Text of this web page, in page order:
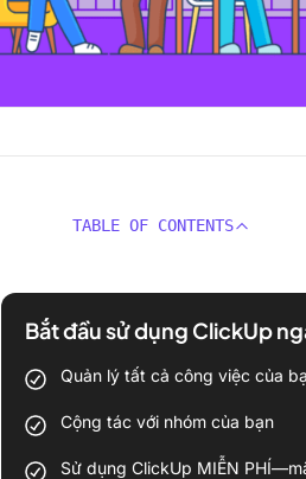
TABLE OF CONTENTS
Bắt đầu sử dụng ClickUp
Quản lý tất cả công việc của
Cộng tác với nhóm của bạn
Sử dụng ClickUp MIỄN